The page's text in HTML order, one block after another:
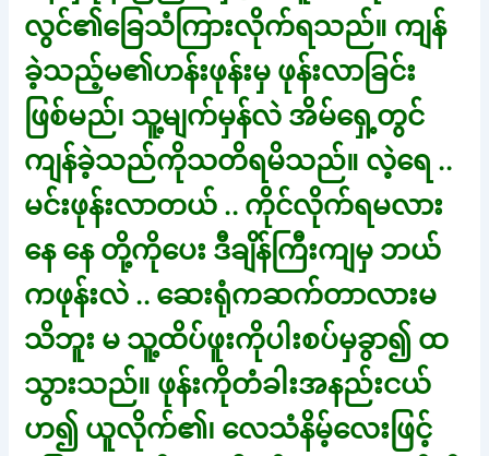
လွင်၏ခြေသံကြားလိုက်ရသည်။ ကျန်
ခဲ့သည့်မ၏ဟန်းဖုန်းမှ ဖုန်းလာခြင်း
ဖြစ်မည်၊ သူ့မျက်မှန်လဲ အိမ်ရှေ့တွင်
ကျန်ခဲ့သည်ကိုသတိရမိသည်။ လဲ့ရေ ..
မင်းဖုန်းလာတယ် .. ကိုင်လိုက်ရမလား
နေ နေ တို့ကိုပေး ဒီချိန်ကြီးကျမှ ဘယ်
ကဖုန်းလဲ .. ဆေးရုံကဆက်တာလားမ
သိဘူး မ သူ့ထိပ်ဖူးကိုပါးစပ်မှခွာ၍ ထ
သွားသည်။ ဖုန်းကိုတံခါးအနည်းငယ်
ဟ၍ ယူလိုက်၏၊ လေသံနိမ့်လေးဖြင့်